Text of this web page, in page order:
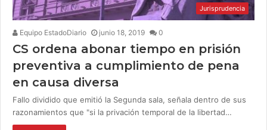
Jurisprudencia
Equipo EstadoDiario junio 18, 2019 0
CS ordena abonar tiempo en prisión
preventiva a cumplimiento de pena
en causa diversa
Fallo dividido que emitió la Segunda sala, señala dentro de sus
razonamientos que "si la privación temporal de la libertad…